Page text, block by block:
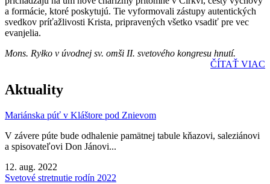
a formácie, ktoré poskytujú. Tie vyformovali zástupy autentických
svedkov príťažlivosti Krista, pripravených všetko vsadiť pre vec
evanjelia.
Mons. Ryłko v úvodnej sv. omši II. svetového kongresu hnutí.
ČÍTAŤ VIAC
Aktuality
Mariánska púť v Kláštore pod Znievom
V závere púte bude odhalenie pamätnej tabule kňazovi, saleziánovi
a spisovateľovi Don Jánovi...
12. aug. 2022
Svetové stretnutie rodín 2022